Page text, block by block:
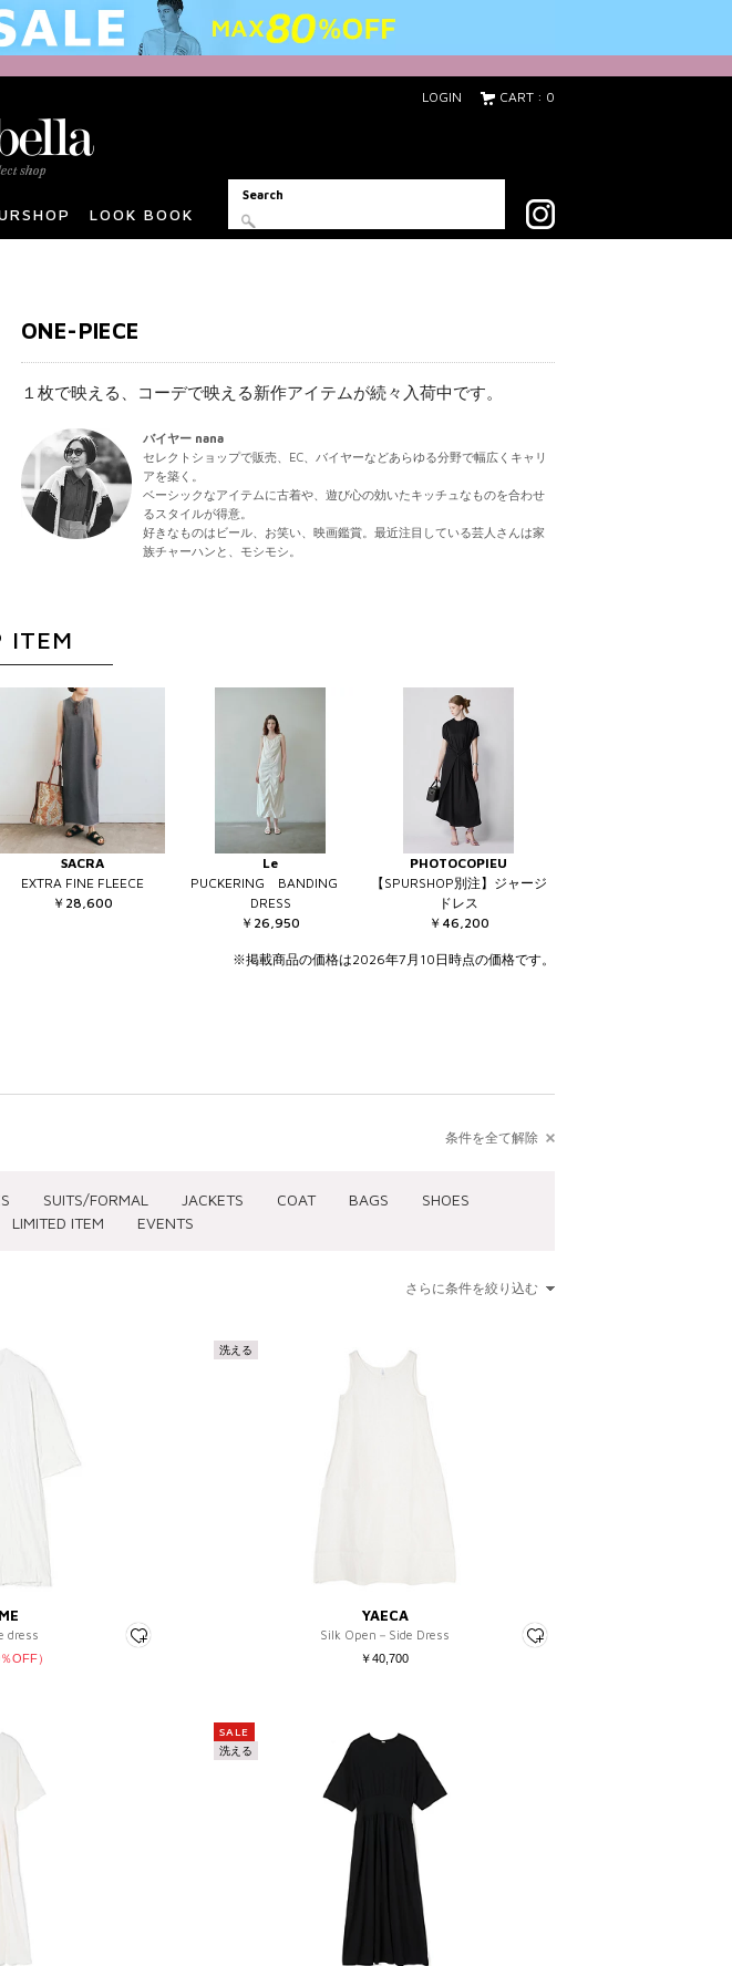
LOGIN
CART : 0
LOOK BOOK
Search
ONE-PIECE
１枚で映える、コーデで映える新作アイテムが続々入荷中です。
バイヤー nana
セレクトショップで販売、EC、バイヤーなどあらゆる分野で幅広くキャリ
アを築く。
ベーシックなアイテムに古着や、遊び心の効いたキッチュなものを合わせ
るスタイルが得意。
好きなものはビール、お笑い、映画鑑賞。最近注目している芸人さんは家
族チャーハンと、モシモシ。
ITEM
SACRA
EXTRA FINE FLEECE
￥28,600
Le
PUCKERING BANDING
DRESS
￥26,950
PHOTOCOPIEU
【SPURSHOP別注】ジャージ
ドレス
￥46,200
※掲載商品の価格は2026年7月10日時点の価格です。
条件を全て解除
SUITS/FORMAL JACKETS COAT BAGS
SHOES
LIMITED ITEM EVENTS
さらに条件を絞り込む
¥15,001 ～ ¥20,000
¥20,001 ～ ¥30,000
¥30,001 ～ ¥50,000
dress
OFF）
YAECA
Silk Open－Side Dress
￥40,700
洗える
SALE
洗える